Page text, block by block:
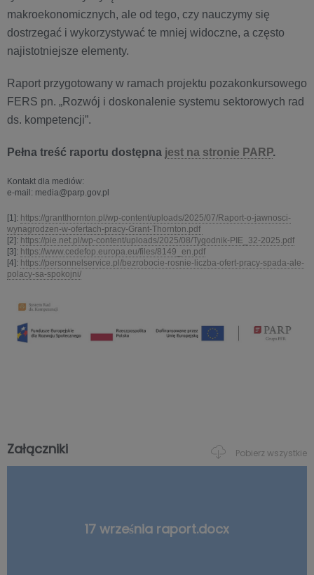
makroekonomicznych, ale od tego, czy nauczymy się
dostrzegać i wykorzystywać te mniej widoczne, a często
najistotniejsze elementy.
Raport przygotowany w ramach projektu pozakonkursowego
FERS pn. „Rozwój i doskonalenie systemu sektorowych rad
ds. kompetencji”.
Pełna treść raportu dostępna jest na stronie PARP.
Kontakt dla mediów:
e-mail: media@parp.gov.pl
[1]: https://grantthornton.pl/wp-content/uploads/2025/07/Raport-o-jawnosci-
wynagrodzen-w-ofertach-pracy-Grant-Thornton.pdf
[2]: https://pie.net.pl/wp-content/uploads/2025/08/Tygodnik-PIE_32-2025.pdf
[3]: https://www.cedefop.europa.eu/files/8149_en.pdf
[4]: https://personnelservice.pl/bezrobocie-rosnie-liczba-ofert-pracy-spada-ale-
polacy-sa-spokojni/
Załączniki Pobierz wszystkie
17 września raport.docx